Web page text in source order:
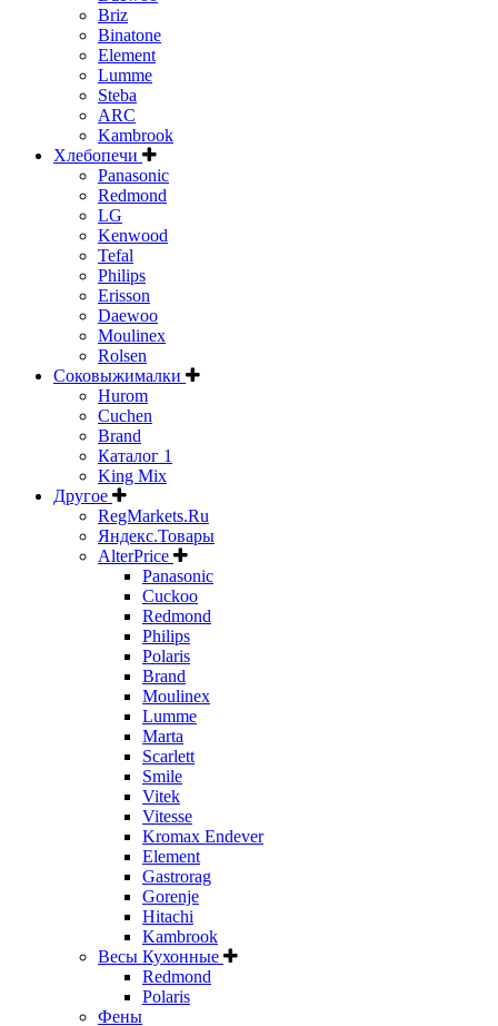
Briz
Binatone
Element
Lumme
Steba
ARC
Kambrook
Хлебопечи
Panasonic
Redmond
LG
Kenwood
Tefal
Philips
Erisson
Daewoo
Moulinex
Rolsen
Соковыжималки
Hurom
Cuchen
Brand
Каталог 1
King Mix
Другое
RegMarkets.Ru
Яндекс.Товары
AlterPrice
Panasonic
Cuckoo
Redmond
Philips
Polaris
Brand
Moulinex
Lumme
Marta
Scarlett
Smile
Vitek
Vitesse
Kromax Endever
Element
Gastrorag
Gorenje
Hitachi
Kambrook
Весы Кухонные
Redmond
Polaris
Фены